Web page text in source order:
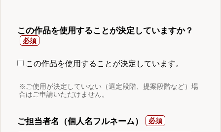
この作品を使用することが決定していますか？
この作品を使用することが決定しています。
※ご使用が決定していない（選定段階、提案段階など）場
合はご申請いただけません。
ご担当者名（個人名フルネーム）